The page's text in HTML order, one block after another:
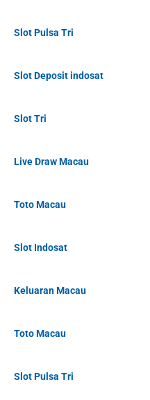
Slot Pulsa Tri
Slot Deposit indosat
Slot Tri
Live Draw Macau
Toto Macau
Slot Indosat
Keluaran Macau
Toto Macau
Slot Pulsa Tri